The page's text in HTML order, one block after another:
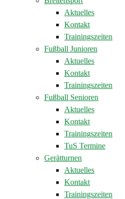
Aktuelles
Kontakt
Trainingszeiten
Fußball Junioren
Aktuelles
Kontakt
Trainingszeiten
Fußball Senioren
Aktuelles
Kontakt
Trainingszeiten
TuS Termine
Gerätturnen
Aktuelles
Kontakt
Trainingszeiten